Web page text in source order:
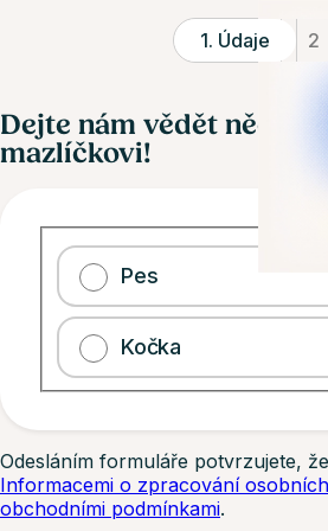
1. Údaje 2
Dejte nám vědět něco
mazlíčkovi!
Pes
Kočka
Odesláním formuláře potvrzujete,
Informacemi o zpracování
obchodními podmínkami.